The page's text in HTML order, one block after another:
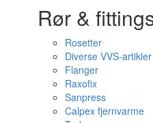
Rør &
Rosetter
Diverse VVS-artikler
Flanger
Raxofix
Sanpress
Calpex fjernvarme